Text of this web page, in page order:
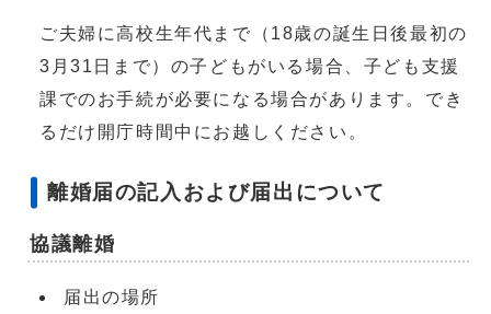
ご夫婦に高校生年代まで（18歳の誕生日後最初の
3月31日まで）の子どもがいる場合、子ども支援
課でのお手続が必要になる場合があります。でき
るだけ開庁時間中にお越しください。
離婚届の記入および届出について
協議離婚
届出の場所